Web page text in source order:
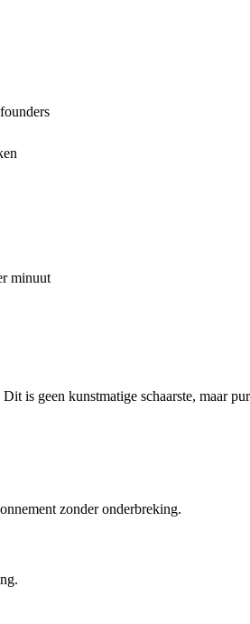
minuut
is geen kunstmatige schaarste, maar
zonder onderbreking.